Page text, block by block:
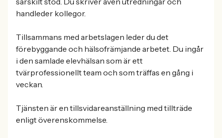
handleder kollegor.
Tillsammans med arbetslagen leder du det
förebyggande och hälsofrämjande arbetet. Du ingår
i den samlade elevhälsan som är ett
tvärprofessionellt team och som träffas en gång i
veckan.
Tjänsten är en tillsvidareanställning med tillträde
enligt överenskommelse.